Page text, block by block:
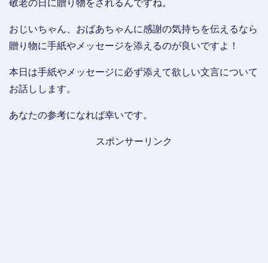
敬老の日に贈り物をされるんですね。
おじいちゃん、おばあちゃんに感謝の気持ちを伝えるなら
贈り物に手紙やメッセージを添えるのが良いですよ！
本日は手紙やメッセージに必ず添えて欲しい文言について
お話しします。
あなたの参考になれば幸いです。
スポンサーリンク